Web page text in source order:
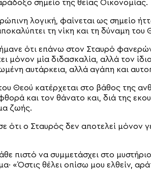
σημείο της θείας Οικονομίας.
λογική, φαίνεται ως σημείο
τη νίκη και τη δύναμη του
ότι επάνω στον Σταυρό
μόνον μία διδασκαλία, αλλά τον
αυτάρκεια, αλλά αγάπη και
Θεού κατέρχεται στο βάθος της
και τον θάνατο και, διά της
ζωής.
ότι ο Σταυρός δεν αποτελεί
πιστό να συμμετάσχει στο
«Όστις θέλει οπίσω μου ελθείν,